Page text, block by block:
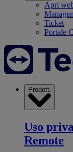
Apri
Ticket
Portale
Prodotti
Uso
Remote